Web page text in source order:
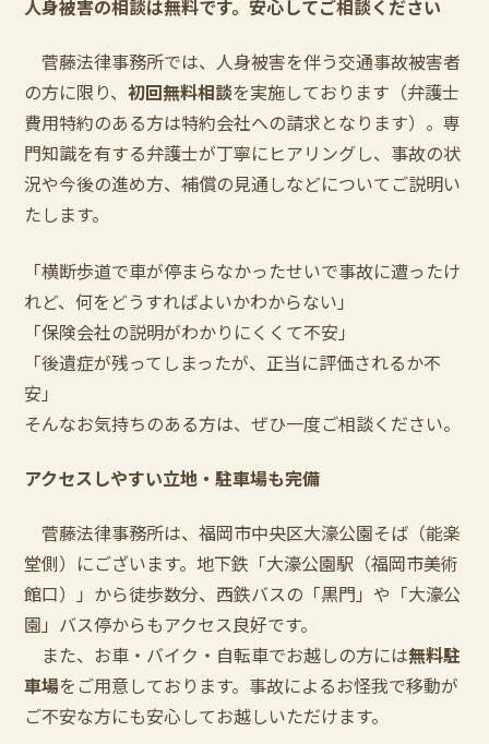
人身被害の相談は無料です。安心してご相談ください
菅藤法律事務所では、人身被害を伴う交通事故被害者
の方に限り、初回無料相談を実施しております（弁護士
費用特約のある方は特約会社への請求となります）。専
門知識を有する弁護士が丁寧にヒアリングし、事故の状
況や今後の進め方、補償の見通しなどについてご説明い
たします。
「横断歩道で車が停まらなかったせいで事故に遭ったけ
れど、何をどうすればよいかわからない」
「保険会社の説明がわかりにくくて不安」
「後遺症が残ってしまったが、正当に評価されるか不
安」
そんなお気持ちのある方は、ぜひ一度ご相談ください。
アクセスしやすい立地・駐車場も完備
菅藤法律事務所は、福岡市中央区大濠公園そば（能楽
堂側）にございます。地下鉄「大濠公園駅（福岡市美術
館口）」から徒歩数分、西鉄バスの「黒門」や「大濠公
園」バス停からもアクセス良好です。
また、お車・バイク・自転車でお越しの方には無料駐
車場をご用意しております。事故によるお怪我で移動が
ご不安な方にも安心してお越しいただけます。